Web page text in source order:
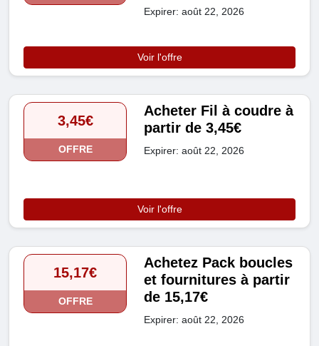
Expirer: août 22, 2026
Voir l'offre
3,45€
OFFRE
Acheter Fil à coudre à
partir de 3,45€
Expirer: août 22, 2026
Voir l'offre
15,17€
OFFRE
Achetez Pack boucles
et fournitures à partir
de 15,17€
Expirer: août 22, 2026